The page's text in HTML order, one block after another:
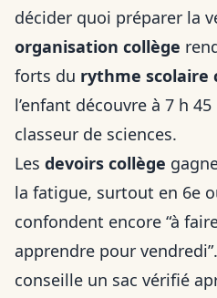
décider quoi préparer la
organisation collège
forts du rythme scolaire
l’enfant découvre à 7 h
classeur de sciences.
Les devoirs collège
la fatigue, surtout en 6e
confondent encore “à
apprendre pour
conseille un sac vérifié